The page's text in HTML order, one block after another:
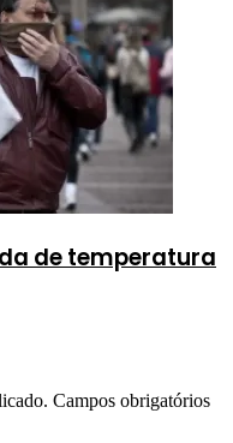
de temperatura
Campos obrigatórios